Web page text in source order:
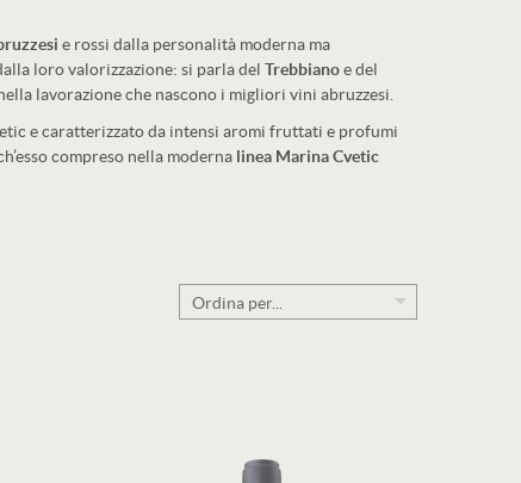
e rossi dalla personalità moderna ma
loro valorizzazione: si parla del Trebbianoe del
lavorazione che nascono i migliori vini abruzzesi.
e caratterizzato da intensi aromi fruttati e profumi
compreso nella moderna linea Marina Cvetic
Ordina per...